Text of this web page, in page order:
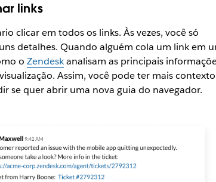
links
clicar em todos os links. Às vezes, você só
detalhes. Quando alguém cola um link em
o Zendeskanalisam as principais
Assim, você pode ter mais contexto
se quer abrir uma nova guia do navegador.